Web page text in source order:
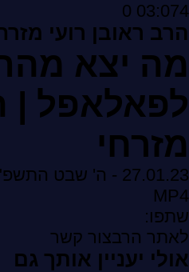
03:074
0
הרב ראובן רועי
מה יצא
לפאלאפל |
מזרחי
27.01.23 - ה' שבט התשפ"ג
MP4
שתפו:
לאתר הרבצור קשר
אולי יעניין אותך גם